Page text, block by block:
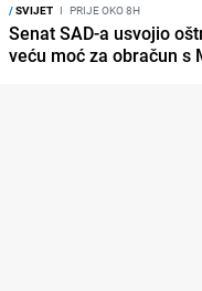
/SVIJET I PRIJE OKO 8H
Senat SAD-a usvojio
veću moć za obračun s